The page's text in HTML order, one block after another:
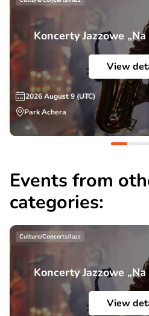
Koncerty Jazzowe
View
2026 August 9 (UTC)
Park Achera
Events from
categories:
Culture/Concerts/Jazz
Koncerty Jazzowe
View